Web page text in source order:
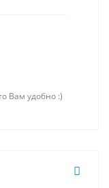
Вам удобно :)